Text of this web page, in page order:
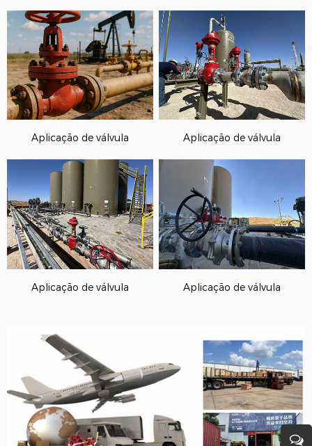
Aplicação de válvula Aplicação de válvula
Aplicação de válvula Aplicação de válvula